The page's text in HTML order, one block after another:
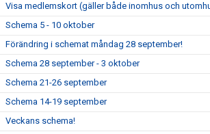
Visa medlemskort (gäller både inomhus och
Schema 5 - 10 oktober
Förändring i schemat måndag 28 september!
Schema 28 september - 3 oktober
Schema 21-26 september
Schema 14-19 september
Veckans schema!